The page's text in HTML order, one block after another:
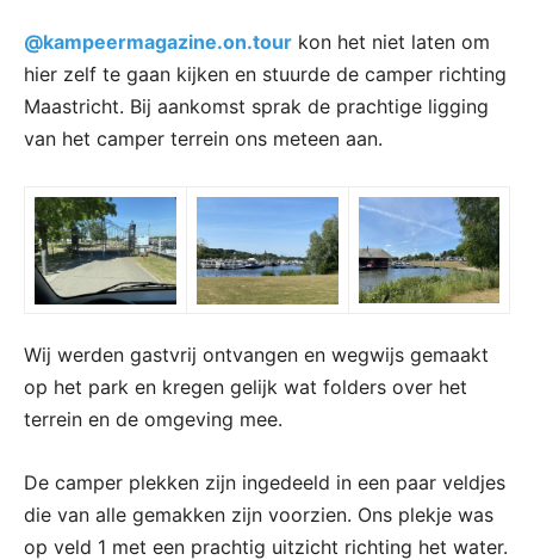
@kampeermagazine.on.tour kon het niet laten om
hier zelf te gaan kijken en stuurde de camper richting
Maastricht. Bij aankomst sprak de prachtige ligging
van het camper terrein ons meteen aan.
Wij werden gastvrij ontvangen en wegwijs gemaakt
op het park en kregen gelijk wat folders over het
terrein en de omgeving mee.
De camper plekken zijn ingedeeld in een paar veldjes
die van alle gemakken zijn voorzien. Ons plekje was
op veld 1 met een prachtig uitzicht richting het water.